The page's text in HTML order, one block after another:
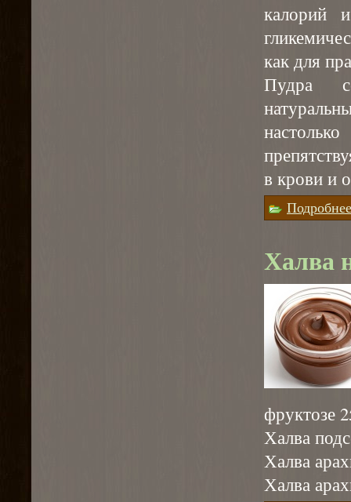
калорий
как для
Пудра
в крови и
Подробнее
Халва
фруктозе
Халва
Халва
Халва